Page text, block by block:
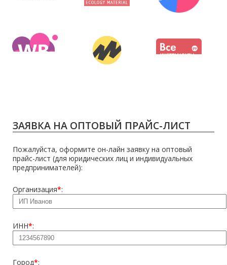
ЗАЯВКА НА ОПТОВЫЙ ПРАЙС-ЛИСТ
Пожалуйста, оформите он-лайн заявку на оптовый
прайс-лист (для юридических лиц и индивидуальных
предпринимателей):
Организация*:
ИНН*:
Город*: